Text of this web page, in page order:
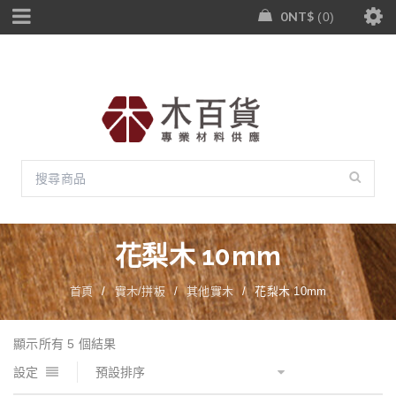
0NT$ 0
花梨木 10mm
首頁 / 實木/拼板 / 其他實木 / 花梨木 10mm
顯示所有 5 個結果
設定
預設排序